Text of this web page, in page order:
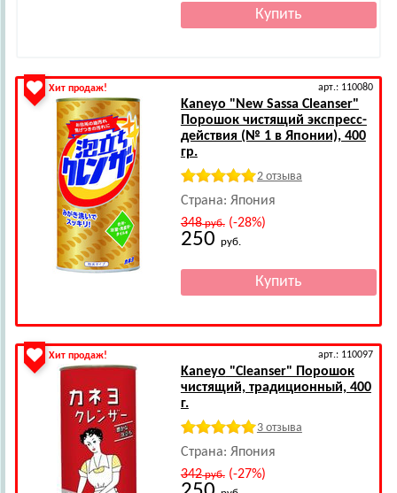
Хит продаж! арт.: 110080
Kaneyo "New Sassa Cleanser"
Порошок чистящий экспресс-
действия (№ 1 в Японии), 400
гр.
2 отзыва
Страна: Япония
348руб.(-28%)
250 руб.
Хит продаж! арт.: 110097
Kaneyo "Cleanser" Порошок
чистящий, традиционный, 400
г.
3 отзыва
Страна: Япония
342руб.(-27%)